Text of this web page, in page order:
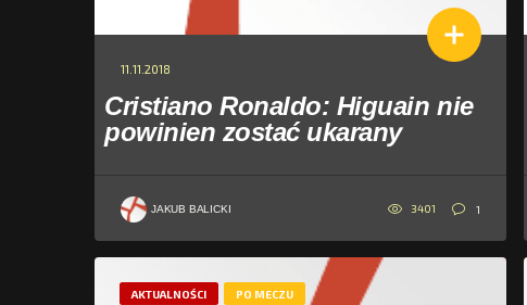
11.11.2018
Cristiano Ronaldo: Higuain nie
powinien zostać ukarany
JAKUB BALICKI 3401 1
AKTUALNOŚCI PO MECZU